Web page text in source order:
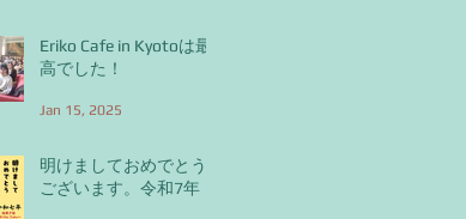
Eriko Cafe in Kyotoは最
高でした！
Jan 15, 2025
明けましておめでとう
ございます。令和7年